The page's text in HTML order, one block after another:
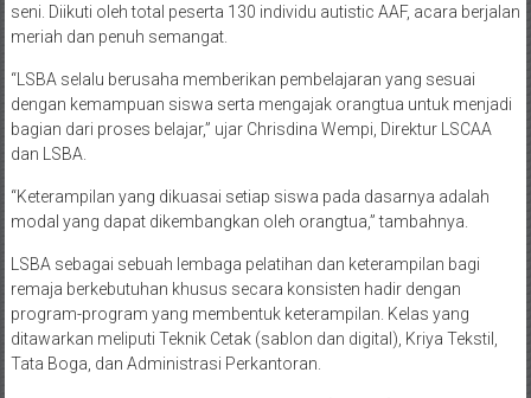
seni. Diikuti oleh total peserta 130 individu autistic AAF, acara berjalan
meriah dan penuh semangat.
“LSBA selalu berusaha memberikan pembelajaran yang sesuai
dengan kemampuan siswa serta mengajak orangtua untuk menjadi
bagian dari proses belajar,” ujar Chrisdina Wempi, Direktur LSCAA
dan LSBA.
“Keterampilan yang dikuasai setiap siswa pada dasarnya adalah
modal yang dapat dikembangkan oleh orangtua,” tambahnya.
LSBA sebagai sebuah lembaga pelatihan dan keterampilan bagi
remaja berkebutuhan khusus secara konsisten hadir dengan
program-program yang membentuk keterampilan. Kelas yang
ditawarkan meliputi Teknik Cetak (sablon dan digital), Kriya Tekstil,
Tata Boga, dan Administrasi Perkantoran.